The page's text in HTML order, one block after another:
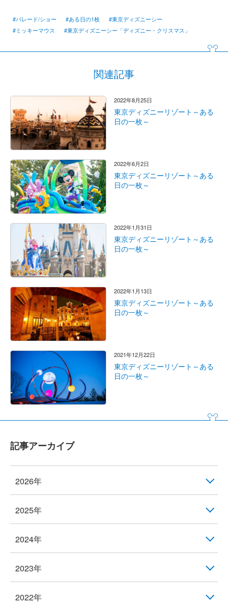
#パレード/ショー #ある日の1枚
#東京ディズニーシー
#ミッキーマウス
#東京ディズニーシー「ディズニー・クリスマス」
関連記事
2022年8月25日
東京ディズニーリゾート～ある
日の一枚～
2022年6月2日
東京ディズニーリゾート～ある
日の一枚～
2022年1月31日
東京ディズニーリゾート～ある
日の一枚～
2022年1月13日
東京ディズニーリゾート～ある
日の一枚～
2021年12月22日
東京ディズニーリゾート～ある
日の一枚～
記事アーカイブ
2026年
2025年
2024年
2023年
2022年